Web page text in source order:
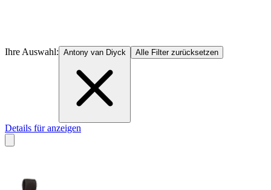
Ihre Auswahl: Antony van Diyck Alle Filter zurücksetzen
Details für anzeigen